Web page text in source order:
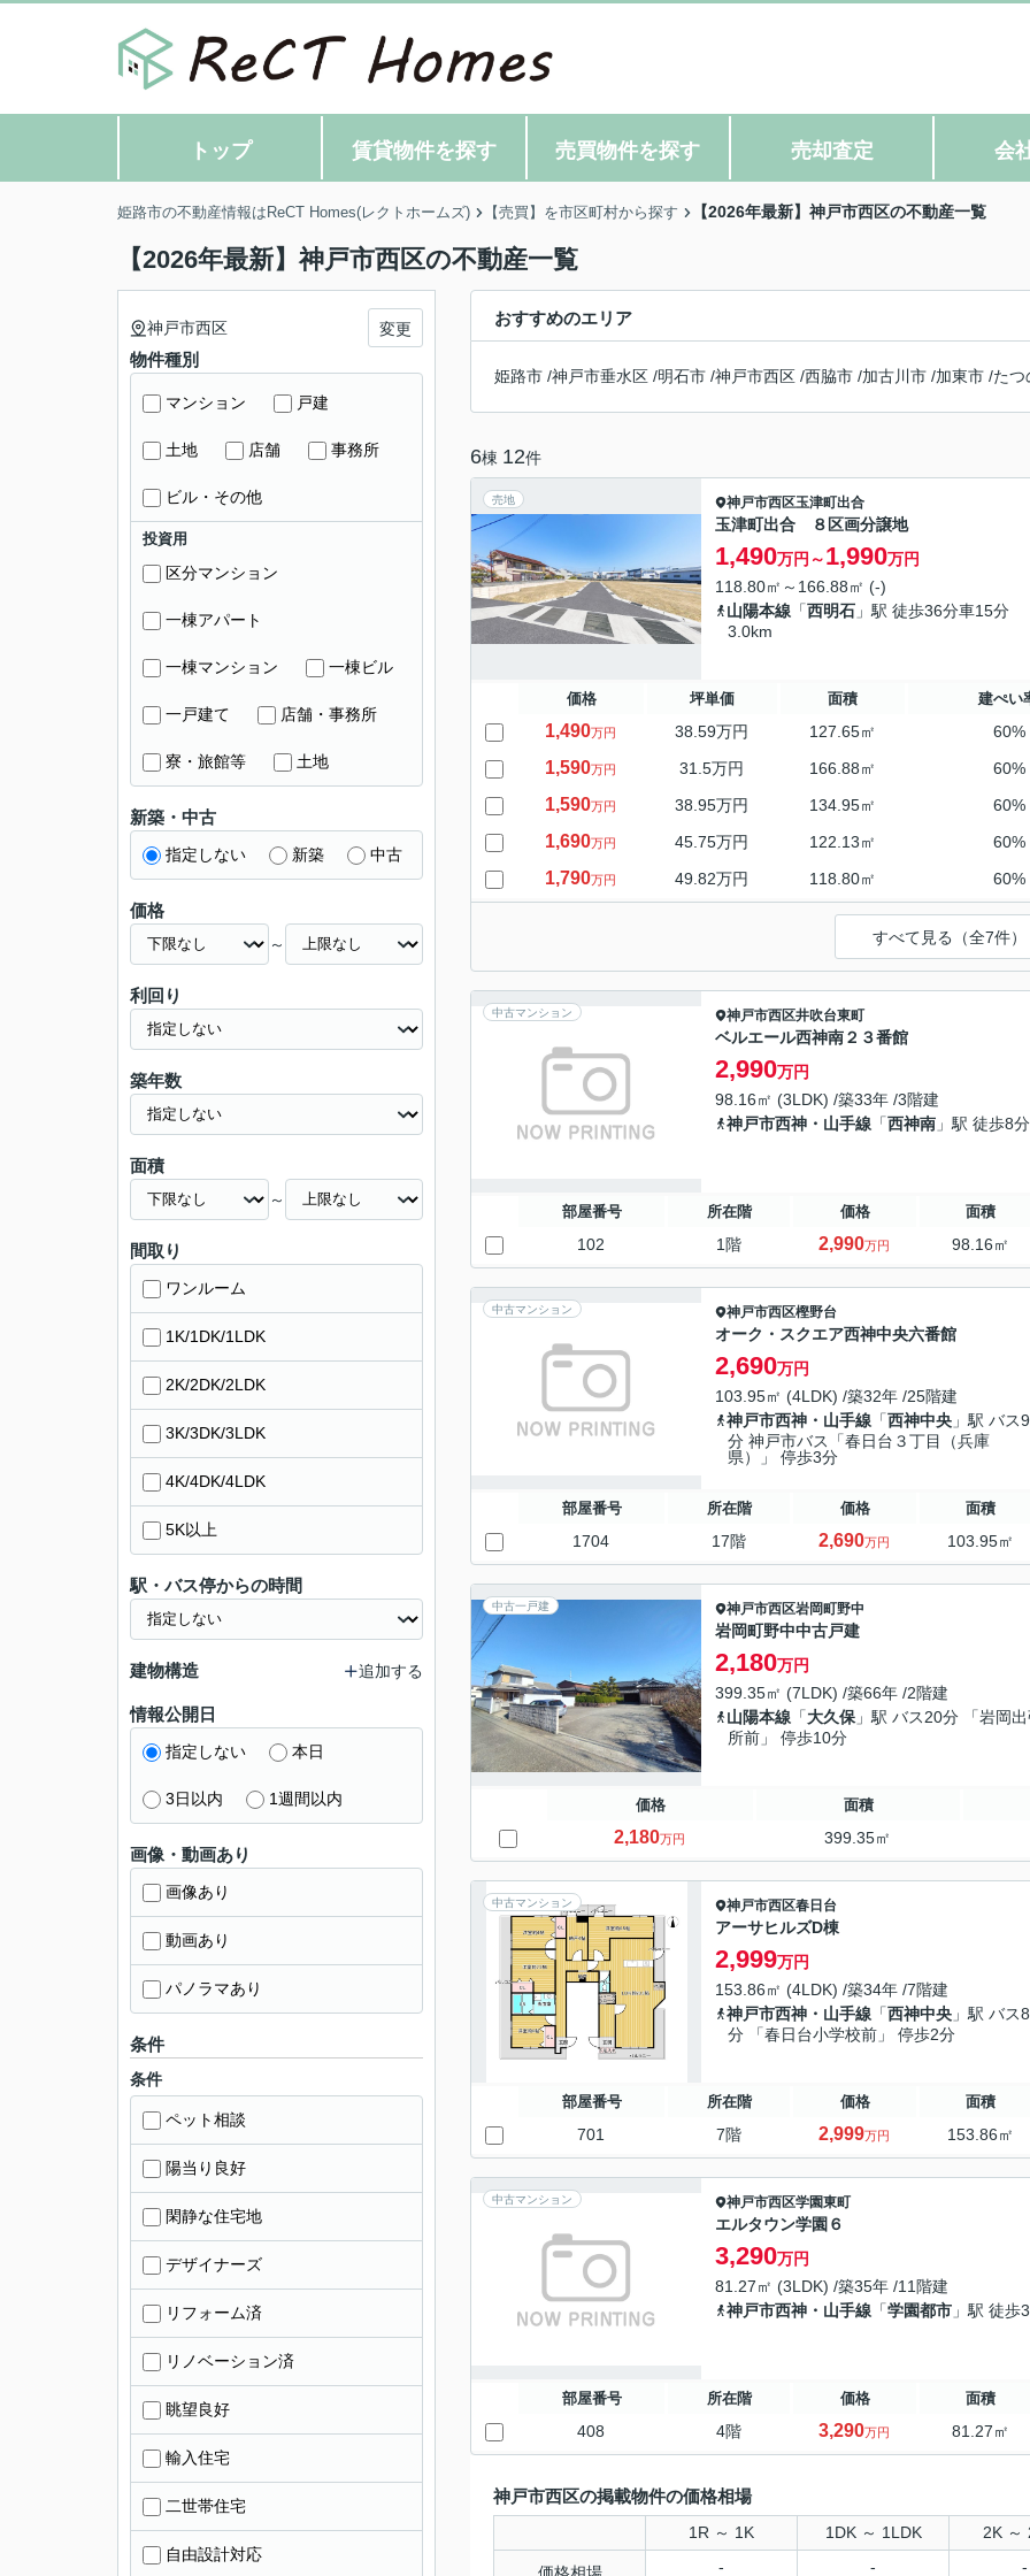
トップ 賃貸物件を探す 売買物件を探す 売却査定 会
姫路市の不動産情報はReCT Homes(レクトホームズ) 【売買】を市区町村から探す 【2026年最新】神戸市西区の不動産一覧
【2026年最新】神戸市西区の不動産一覧
おすすめのエリア
姫路市 /神戸市垂水区 /明石市 /神戸市西区 /西脇市 /加古川市 /加東市 /たつ
6棟 12件
売地 神戸市西区玉津町出合
玉津町出合 ８区画分譲地
1,490万円～1,990万円
118.80㎡～166.88㎡ (-)
山陽本線 「西明石 」駅 徒歩36分車15分
3.0km
価格 坪単価 面積 建ぺい
1,490万円 38.59万円 127.65㎡ 60%
1,590万円 31.5万円 166.88㎡ 60%
1,590万円 38.95万円 134.95㎡ 60%
1,690万円 45.75万円 122.13㎡ 60%
1,790万円 49.82万円 118.80㎡ 60%
すべて見る（全7件）
中古マンション 神戸市西区井吹台東町
ベルエール西神南２３番館
2,990万円
98.16㎡ (3LDK) /築33年 /3階建
神戸市西神・山手線 「西神南 」駅 徒歩8分
部屋番号 所在階 価格 面積
102 1階 2,990万円 98.16㎡
中古マンション 神戸市西区樫野台
オーク・スクエア西神中央六番館
2,690万円
103.95㎡ (4LDK) /築32年 /25階建
神戸市西神・山手線 「西神中央 」駅 バス9
分 神戸市バス「春日台３丁目（兵庫
県）」 停歩3分
部屋番号 所在階 価格 面積
1704 17階 2,690万円 103.95㎡
中古一戸建 神戸市西区岩岡町野中
岩岡町野中中古戸建
2,180万円
399.35㎡ (7LDK) /築66年 /2階建
山陽本線 「大久保 」駅 バス20分 「岩岡
所前」 停歩10分
価格 面積
2,180万円 399.35㎡
中古マンション 神戸市西区春日台
アーサヒルズD棟
2,999万円
153.86㎡ (4LDK) /築34年 /7階建
神戸市西神・山手線 「西神中央 」駅 バス8
分 「春日台小学校前」 停歩2分
部屋番号 所在階 価格 面積
701 7階 2,999万円 153.86㎡
中古マンション 神戸市西区学園東町
エルタウン学園６
3,290万円
81.27㎡ (3LDK) /築35年 /11階建
神戸市西神・山手線 「学園都市 」駅 徒歩
部屋番号 所在階 価格 面積
408 4階 3,290万円 81.27㎡
神戸市西区の掲載物件の価格相場
1R ～ 1K 1DK ～ 1LDK 2K ～
- - -
神戸市西区 変更
物件種別
マンション 戸建
土地 店舗 事務所
ビル・その他
投資用
区分マンション
一棟アパート
一棟マンション 一棟ビル
一戸建て 店舗・事務所
寮・旅館等 土地
新築・中古
指定しない 新築 中古
価格
～
利回り
築年数
面積
～
間取り
ワンルーム
1K/1DK/1LDK
2K/2DK/2LDK
3K/3DK/3LDK
4K/4DK/4LDK
5K以上
駅・バス停からの時間
建物構造 追加する
情報公開日
指定しない 本日
3日以内 1週間以内
画像・動画あり
画像あり
動画あり
パノラマあり
条件
条件
ペット相談
陽当り良好
閑静な住宅地
デザイナーズ
リフォーム済
リノベーション済
眺望良好
輸入住宅
二世帯住宅
自由設計対応